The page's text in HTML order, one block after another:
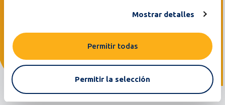
Mostrar detalles
Permitir todas
Permitir la selección
millones de huevos, lo que representa el 70 % de todos
impacto global. Y, como regalo de la naturaleza, cada